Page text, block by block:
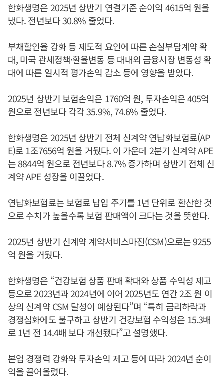
한화생명은 2025년 상반기 연결기준 순이익 4615억 원을
냈다. 전년보다 30.8% 줄었다.
부채할인율 강화 등 제도적 요인에 따른 손실부담계약 확
대, 미국 관세정책·환율변동 등 대내외 금융시장 변동성 확
대에 따른 일시적 평가손익 감소 등에 영향을 받았다.
2025년 상반기 보험손익은 1760억 원, 투자손익은 405억
원으로 전년보다 각각 35.9%, 74.6% 줄었다.
한화생명은 2025년 상반기 전체 신계약 연납화보험료(AP
E)로 1조7656억 원을 거뒀다. 이 가운데 2분기 신계약 APE
는 8844억 원으로 전년보다 8.7% 증가하며 상반기 전체 신
계약 APE 성장을 이끌었다.
연납화보험료는 보험료 납입 주기를 1년 단위로 환산한 것
으로 수치가 높을수록 보험 판매액이 크다는 것을 뜻한다.
2025년 상반기 신계약 계약서비스마진(CSM)으로는 9255
억 원을 거뒀다.
한화생명은 “건강보험 상품 판매 확대와 상품 수익성 제고
등으로 2023년과 2024년에 이어 2025년도 연간 2조 원 이
상의 신계약 CSM 달성이 예상된다”며 “특히 금리하락과
경쟁심화에도 불구하고 상반기 건강보험 수익성은 15.3배
로 1년 전 14.4배 보다 개선됐다”고 설명했다.
본업 경쟁력 강화와 투자손익 제고 등에 따라 2024년 순이
익을 끌어올렸다.